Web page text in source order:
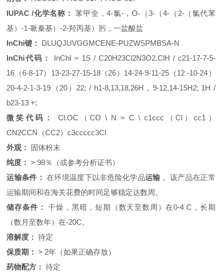
IUPAC /化学名称：苯甲全 ，4-氯-，O-（3-（4-（2-（氯代苯
基）-1-哌秦基）-2-羟丙基）肟，一盐酸盐
InChi键： DLUQJUVGGMCENE-PUZWSPMBSA-N
InChi代码： InChI = 1S / C20H23Cl2N3O2.ClH / c21-17-7-5-
16（6-8-17）13-23-27-15-18（26）14-24-9-11-25（12 -10-24）
20-4-2-1-3-19（20）22; / h1-8,13,18,26H，9-12,14-15H2; 1H /
b23-13 +;
微笑代码： Cl.OC（CO \ N = C \ c1ccc（Cl）cc1）
CN2CCN（CC2）c3ccccc3Cl
外观： 固体粉末
纯度：> 98％（或参考分析证书）
运输条件： 在环境温度下以非危险化学品运输 。该产品在正常
运输期间和在海关花费的时间足够稳定达数周。
储存条件：干燥，黑暗，短期（数天至数周）在0-4 C，长期
（数月至数年）在-20C。
溶解度：待定
保质期：> 2年（如果正确存放）
药物配方：待定